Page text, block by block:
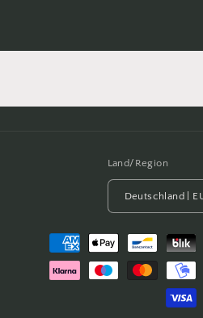
Land/Region
Zahlungsmethoden